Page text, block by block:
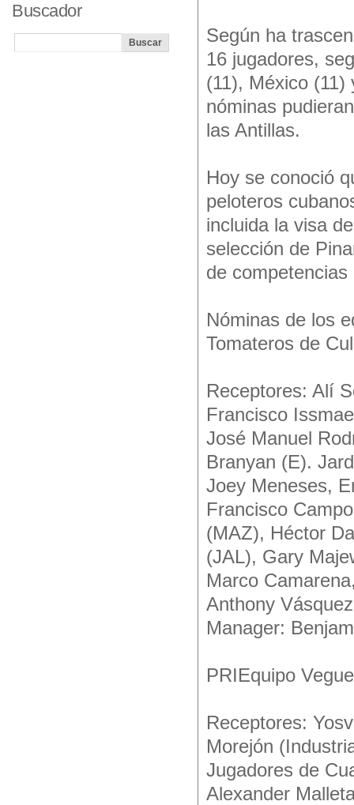
Según ha
16 jugadores,
(11), México
nóminas
las Antillas.
Hoy se conoció
peloteros
incluida la visa
selección de
de
Nóminas de los
Tomateros de
Receptores: Alí
Francisco
José Manuel
Branyan (E).
Joey Meneses,
Francisco
(MAZ), Héctor
(JAL), Gary
Marco
Anthony
Manager:
PRIEquipo
Receptores:
Morejón
Jugadores de
Alexander
Buscador